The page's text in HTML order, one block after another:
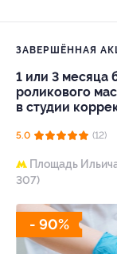
ЗАВЕРШЁННАЯ
1 или 3 месяца
роликового
в студии
5.0 (12)
Площадь
307)
- 90%